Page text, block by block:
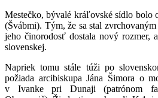
Mestečko, bývalé kráľovské sídlo bolo
(Švábmi). Tým, že sa stal
jeho činorodosť dostala nový rozmer,
slovenskej.
Napriek tomu stále túži po
požiada arcibiskupa Jána Šimora o
v Ivanke pri Dunaji (patrónom